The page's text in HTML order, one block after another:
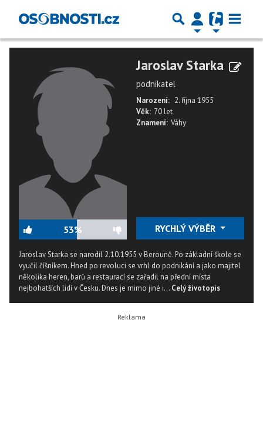
53%
Jaroslav Starka
podnikatel
Narození: 2. října 1955
Věk: 70 let
Znamení: Váhy
RYCHLÝ VÝBĚR
Jaroslav Starka se narodil 2.10.1955 v Berouně. Po základní škole se
vyučil číšníkem. Hned po revoluci se vrhl do podnikání a jako majitel
několika heren, barů a restaurací se zařadil na přední místa
nejbohatších lidí v Česku. Dnes je mimo jiné i... Celý životopis